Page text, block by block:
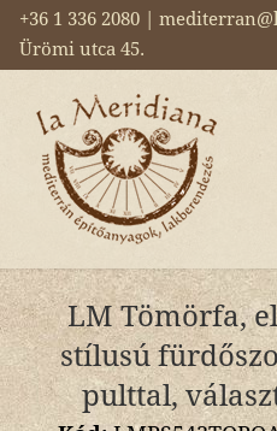
+36 1 336 2080 |
Ürömi utca 45.
LM Tömörfa,
stílusú
pulttal,